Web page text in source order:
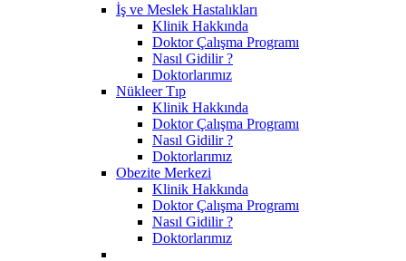
İş ve Meslek Hastalıkları
Klinik Hakkında
Doktor Çalışma Programı
Nasıl Gidilir ?
Doktorlarımız
Nükleer Tıp
Klinik Hakkında
Doktor Çalışma Programı
Nasıl Gidilir ?
Doktorlarımız
Obezite Merkezi
Klinik Hakkında
Doktor Çalışma Programı
Nasıl Gidilir ?
Doktorlarımız